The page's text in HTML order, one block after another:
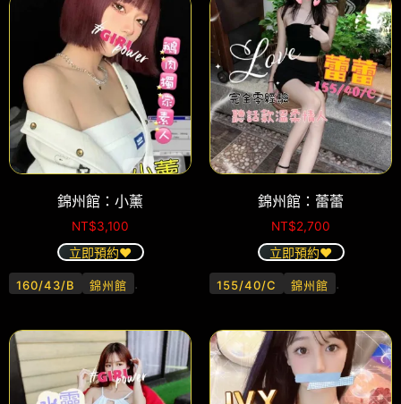
錦州館：小薰
NT$3,100
立即預約❤️
160/43/B 錦州館 .
錦州館：蕾蕾
NT$2,700
立即預約❤️
155/40/C 錦州館 .